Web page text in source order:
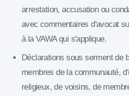
arrestation, accusation ou
avec commentaires d'avocat
à la VAWA qui s'applique.
Déclarations sous serment de
membres de la communauté,
religieux, de voisins, de